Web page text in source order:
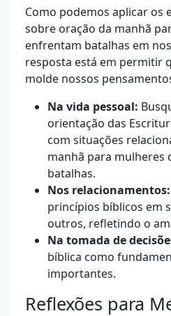
Como podemos aplicar os
sobre oração da manhã
enfrentam batalhas em
resposta está em permitir
molde nossos
Na vida pessoal:
orientação das
com situações
manhã para mulheres
batalhas.
Nos relacionamentos:
princípios bíblicos em
outros, refletindo o
Na tomada de
bíblica como
importantes.
Reflexões para